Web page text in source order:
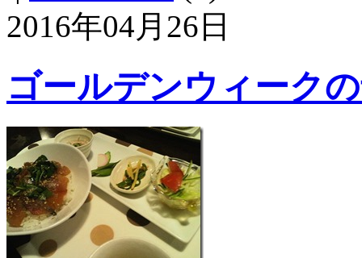
2016年04月26日
ゴールデンウィーク